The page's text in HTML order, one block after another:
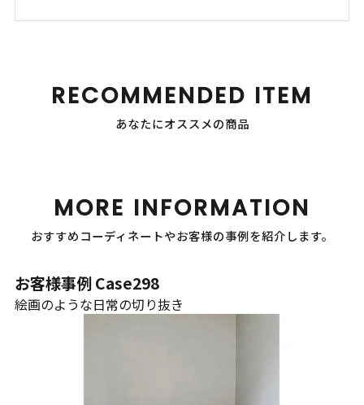
RECOMMENDED ITEM
あなたにオススメの商品
MORE INFORMATION
おすすめコーディネートやお客様の事例を紹介します。
お客様事例 Case298
絵画のような日常の切り抜き